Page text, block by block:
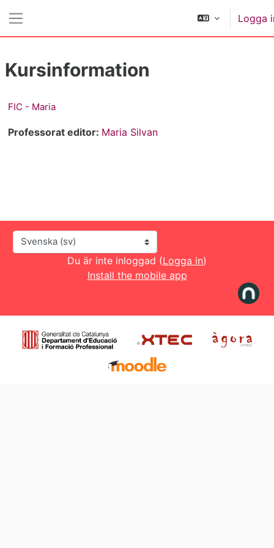
Logga
Kursinformation
FIC - Maria
Professorat editor: Maria Silvan
Språk
Du är inte inloggad (Logga in)
Install the mobile app